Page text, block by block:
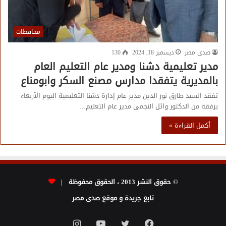
محافظات
صدى مصر
ديسمبر 18, 2024 130
مدير تعليمية دشنا ومدير عام التعليم العام
بالمديرية يتفقدا مدارس مصنع السكر وابومناع
تفقد السيد طارق نور الدين مدير عام إدارة دشنا التعليمية اليوم الأربعاء
برفقة من الدكتور وائل النجمى مدير عام التعليم…
أكمل القراءة »
© حقوق النشر 2013 ، الحقوق محفوظة |
تابع جريدة و موقع صدى مصر